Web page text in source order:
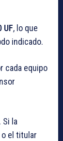
UF, lo que
indicado.
cada equipo
. Si la
el titular